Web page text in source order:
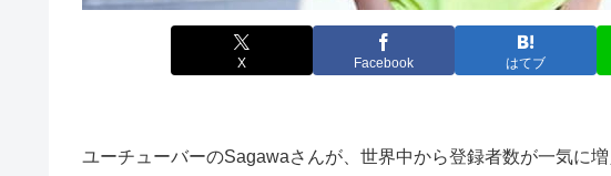
X Facebook はてブ
ユーチューバーのSagawaさんが、世界中から登録者数が一気に増